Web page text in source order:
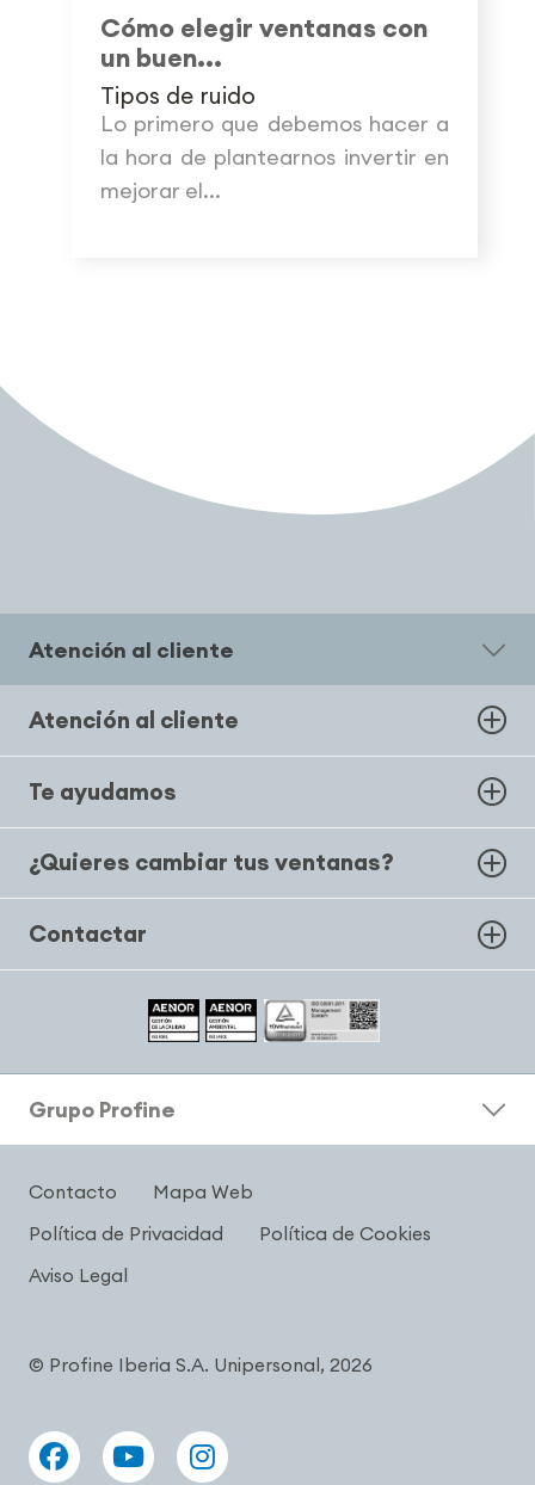
Cómo elegir ventanas con
un buen...
Tipos de ruido
Lo primero que debemos hacer a
la hora de plantearnos invertir en
mejorar el...
Atención al cliente
Atención al cliente
Te ayudamos
¿Quieres cambiar tus ventanas?
Contactar
Grupo Profine
Contacto
Mapa Web
Política de Privacidad
Política de Cookies
Aviso Legal
© Profine Iberia S.A. Unipersonal, 2026